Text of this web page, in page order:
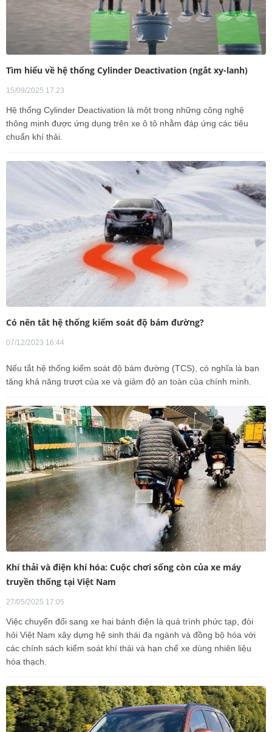
Tìm hiểu về hệ thống Cylinder Deactivation (ngắt xy-lanh)
15/09/2025 17:23
Hệ thống Cylinder Deactivation là một trong những công nghệ
thông minh được ứng dụng trên xe ô tô nhằm đáp ứng các tiêu
chuẩn khí thải.
Có nên tắt hệ thống kiểm soát độ bám đường?
07/12/2023 16:44
Nếu tắt hệ thống kiểm soát độ bám đường (TCS), có nghĩa là bạn
tăng khả năng trượt của xe và giảm độ an toàn của chính mình.
Khí thải và điện khí hóa: Cuộc chơi sống còn của xe máy
truyền thống tại Việt Nam
27/05/2025 17:05
Việc chuyển đổi sang xe hai bánh điện là quá trình phức tạp, đòi
hỏi Việt Nam xây dựng hệ sinh thái đa ngành và đồng bộ hóa với
các chính sách kiểm soát khí thải và hạn chế xe dùng nhiên liệu
hóa thạch.